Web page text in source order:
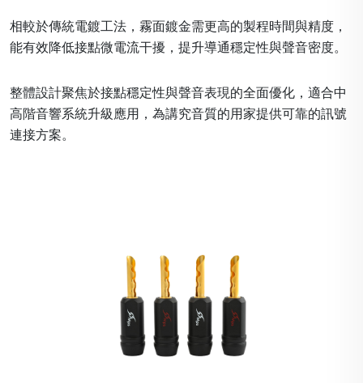
相較於傳統電鍍工法，霧面鍍金需更高的製程時間與精度，
能有效降低接點微電流干擾，提升導通穩定性與聲音密度。
整體設計聚焦於接點穩定性與聲音表現的全面優化，適合中
高階音響系統升級應用，為講究音質的用家提供可靠的訊號
連接方案。